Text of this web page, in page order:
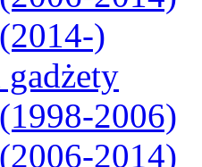
)
2006)
2014)